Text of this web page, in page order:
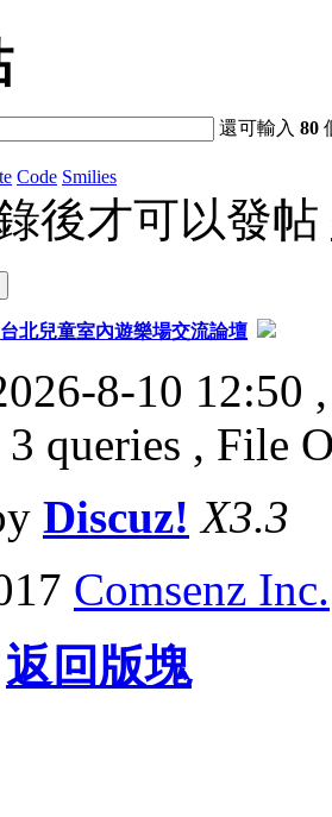
還可輸入80
Code Smilies
後才可以發帖
台北兒童室內遊樂場交流論壇
8-10 12:50
3 queries , File
Discuz! X3.3
Comsenz Inc.
返回版塊